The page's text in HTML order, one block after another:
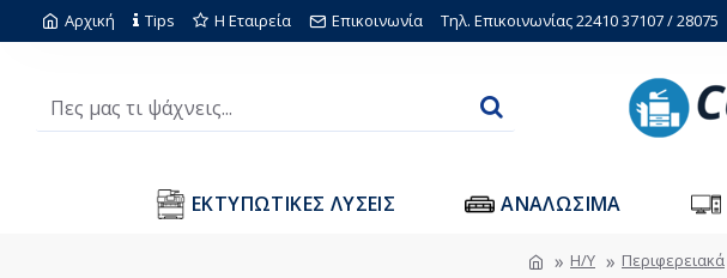
Αρχική Tips Η Εταιρεία Επικοινωνία Τηλ. Επικοινωνίας 22410 37107 / 28075
ΕΚΤΥΠΩΤΙΚΕΣ ΛΥΣΕΙΣ ΑΝΑΛΩΣΙΜΑ
Η/Υ Περιφερειακά